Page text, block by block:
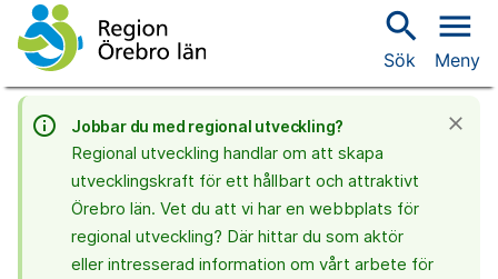
search
Sök
menu
Meny
info_outline
Jobbar du med regional utveckling?
Regional utveckling handlar om att skapa
utvecklingskraft för ett hållbart och attraktivt
Örebro län. Vet du att vi har en webbplats för
regional utveckling? Där hittar du som aktör
eller intresserad information om vårt arbete för
close